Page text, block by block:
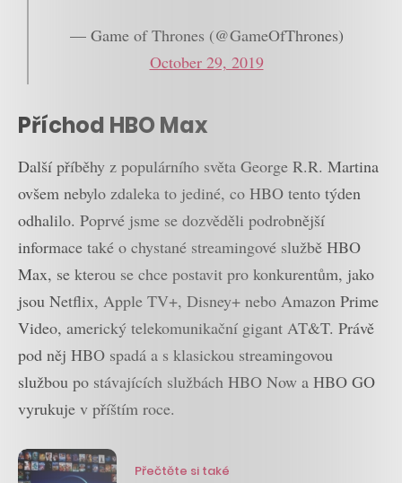
— Game of Thrones (@GameOfThrones)
October 29, 2019
Příchod HBO Max
Další příběhy z populárního světa George R.R. Martina
ovšem nebylo zdaleka to jediné, co HBO tento týden
odhalilo. Poprvé jsme se dozvěděli podrobnější
informace také o chystané streamingové službě HBO
Max, se kterou se chce postavit pro konkurentům, jako
jsou Netflix, Apple TV+, Disney+ nebo Amazon Prime
Video, americký telekomunikační gigant AT&T. Právě
pod něj HBO spadá a s klasickou streamingovou
službou po stávajících službách HBO Now a HBO GO
vyrukuje v příštím roce.
Přečtěte si také